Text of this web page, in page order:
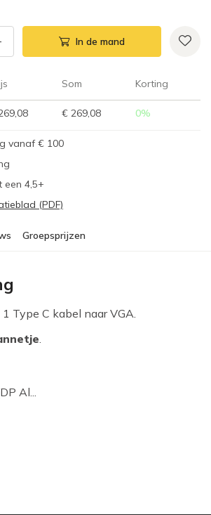
In de mand
Som Korting
€ 269,08 0%
vanaf € 100
een 4,5+
(PDF)
Groepsprijzen
1 Type C kabel naar VGA.
.
Al...